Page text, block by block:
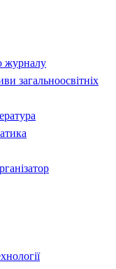
журналу
загальноосвітніх